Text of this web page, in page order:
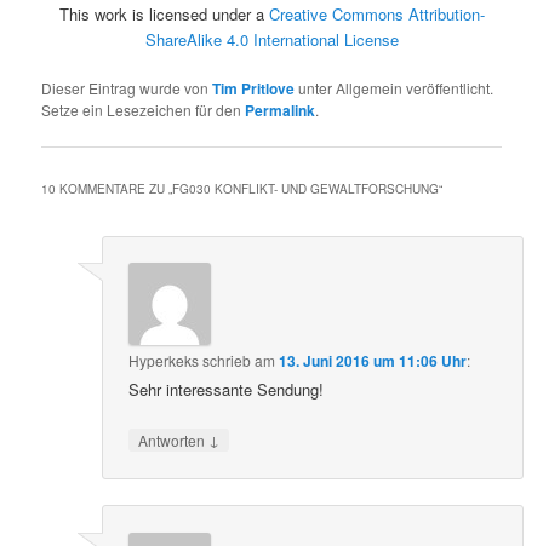
This work is licensed under a Creative Commons Attribution-
ShareAlike 4.0 International License
Dieser Eintrag wurde vonTim Pritloveunter Allgemein veröffentlicht.
Setze ein Lesezeichen für den Permalink.
10 KOMMENTARE ZU „FG030 KONFLIKT- UND GEWALTFORSCHUNG“
Hyperkeksschriebam13. Juni 2016 um 11:06 Uhr:
Sehr interessante Sendung!
Antworten ↓